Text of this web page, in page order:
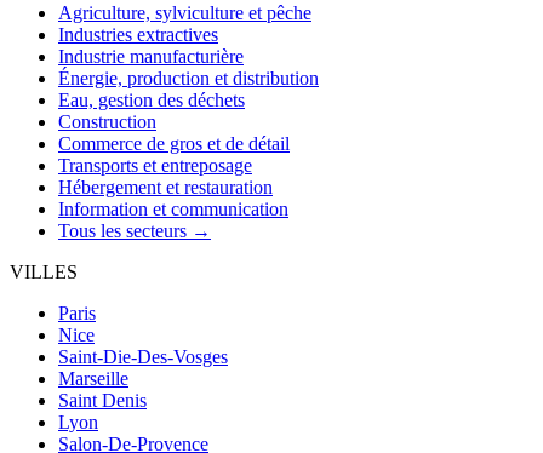
Agriculture, sylviculture et pêche
Industries extractives
Industrie manufacturière
Énergie, production et distribution
Eau, gestion des déchets
Construction
Commerce de gros et de détail
Transports et entreposage
Hébergement et restauration
Information et communication
Tous les secteurs →
VILLES
Paris
Nice
Saint-Die-Des-Vosges
Marseille
Saint Denis
Lyon
Salon-De-Provence